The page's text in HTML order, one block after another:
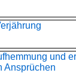
und
Ansprüchen